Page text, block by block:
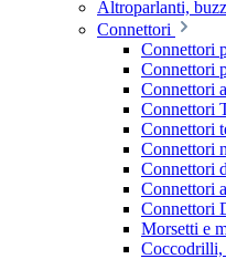
Altroparlanti,
Connettori
Connettori
Connettori
Connettori
Connettori
Connettori
Connettori
Connettori
Connettori
Connettori
Morsetti e
Coccodrilli,